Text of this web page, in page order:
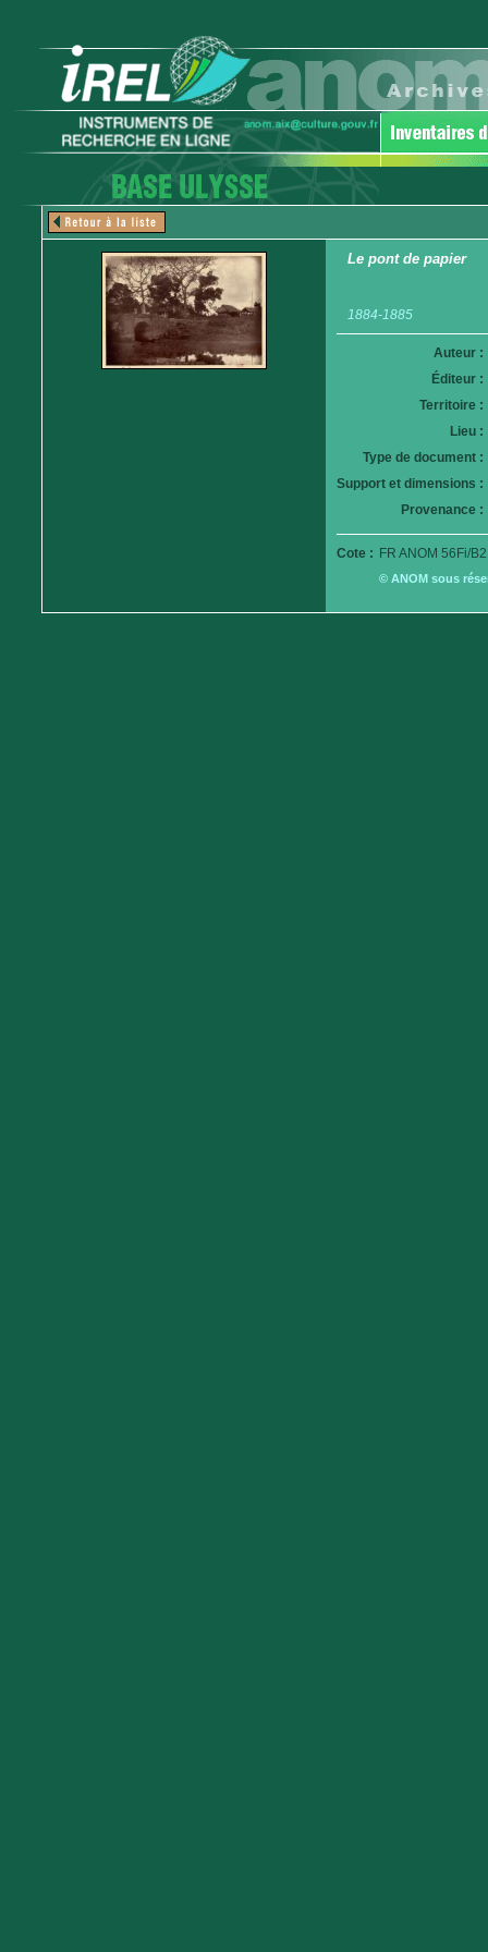
Le pont de papier
1884-1885
Auteur :
Éditeur :
Territoire :
Lieu :
Type de document :
Support et dimensions :
Provenance :
Cote : FR ANOM 56Fi/
© ANOM sous